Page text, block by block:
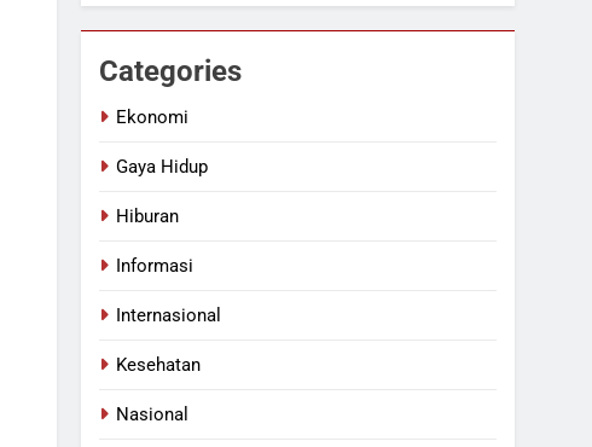
Categories
Ekonomi
Gaya Hidup
Hiburan
Informasi
Internasional
Kesehatan
Nasional